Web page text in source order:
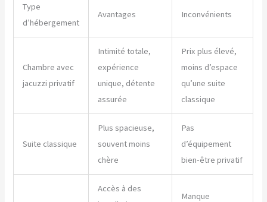
Type
d’hébergement
Avantages Inconvénients
Chambre avec
jacuzzi privatif
Intimité totale,
expérience
unique, détente
assurée
Prix plus élevé,
moins d’espace
qu’une suite
classique
Suite classique
Plus spacieuse,
souvent moins
chère
Pas
d’équipement
bien-être privatif
Accès à des
Manque